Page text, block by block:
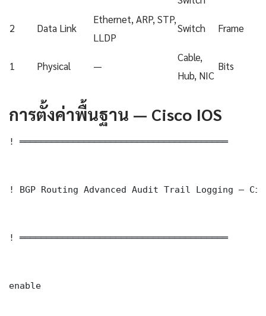
2 Data Link
Ethernet, ARP, STP,
LLDP
Switch Frame
1 Physical —
Cable,
Hub, NIC
Bits
การตั้งค่าพื้นฐาน — Cisco IOS
! ═══════════════════════════════════════
! BGP Routing Advanced Audit Trail Logging —
! ═══════════════════════════════════════
enable